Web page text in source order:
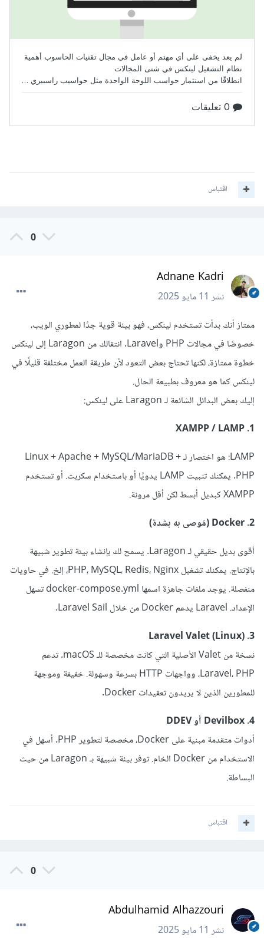
اقتباس
0
Adnane Kadri
نشر11 مايو 2025
ممتاز أنك بدأت تستخدم لينكس، فهو بيئة قوية جدًا لمطوري الويب،
خصوصًا في مجالات PHP وLaravel. انتقالك من Laragon إلى لينكس
خطوة ممتازة، لكنها تحتاج بعض التعود لأن طريقة العمل مختلفة قليلًا في
لينكس كما هو معروف بطبيعة الحال.
إليك بعض البدائل الشائعة لـ Laragon على لينكس:
1. XAMPP / LAMP
LAMP: هو اختصار لـ Linux + Apache + MySQL/MariaDB +
PHP. يمكنك تثبيت LAMP يدويًا أو باستخدام سكربت. أو تستخدم
XAMPP كبديل أبسط لكن أقل مرونة.
2. Docker (مُوصى به بشدة)
أقوى بديل حقيقي لـ Laragon. يسمح لك بإنشاء بيئة تطوير شبيهة
بالإنتاج. يمكنك تشغيل PHP، MySQL، Redis، Nginx، إلخ. في حاويات
منفصلة. يوجد ملفات جاهزة اسمها docker-compose.yml تسهل
الإعداد. Laravel يدعم Docker من خلال Laravel Sail.
3. Laravel Valet (Linux)
نسخة من Valet الأصلية التي كانت مخصصة للـ macOS. تدعم
Laravel، PHP، وواجهات HTTP بسرعة وسهولة. خفيفة وموجهة
للمطورين الذين لا يريدون تعقيدات Docker.
4. Devilbox أو DDEV
أدوات متقدمة مبنية على Docker، مخصصة لتطوير PHP. أسهل في
الاستخدام من Docker الخام. توفر بيئة شبيهة بـ Laragon من حيث
البساطة.
اقتباس
0
Abdulhamid Alhazzouri
نشر11 مايو 2025